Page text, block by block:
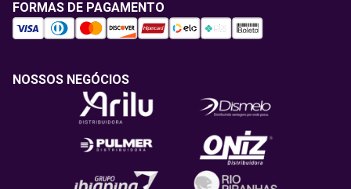
FORMAS DE PAGAMENTO
NOSSOS NEGÓCIOS